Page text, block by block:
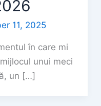
11, 2025
în care mi
unui meci
un […]